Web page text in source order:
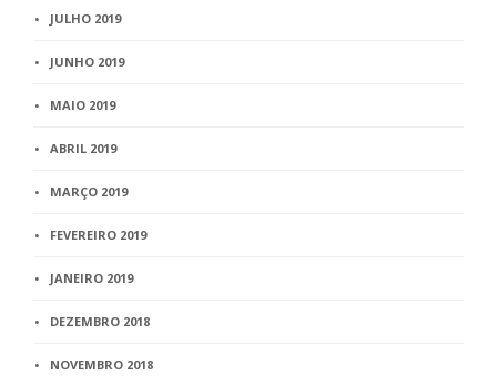
JULHO 2019
JUNHO 2019
MAIO 2019
ABRIL 2019
MARÇO 2019
FEVEREIRO 2019
JANEIRO 2019
DEZEMBRO 2018
NOVEMBRO 2018